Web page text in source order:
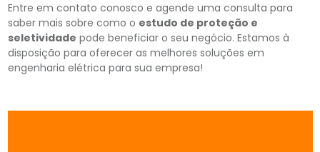
Entre em contato conosco e agende uma consulta para
saber mais sobre como o estudo de proteção e
seletividade pode beneficiar o seu negócio. Estamos à
disposição para oferecer as melhores soluções em
engenharia elétrica para sua empresa!